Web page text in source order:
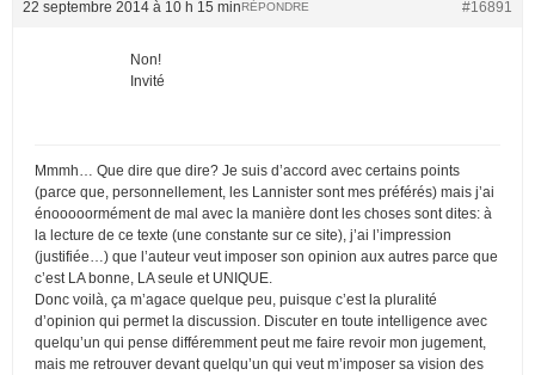
22 septembre 2014 à 10 h 15 min #16891
RÉPONDRE
Non!
Invité
Mmmh… Que dire que dire? Je suis d’accord avec certains points
(parce que, personnellement, les Lannister sont mes préférés) mais j’ai
énooooormément de mal avec la manière dont les choses sont dites: à
la lecture de ce texte (une constante sur ce site), j’ai l’impression
(justifiée…) que l’auteur veut imposer son opinion aux autres parce que
c’est LA bonne, LA seule et UNIQUE.
Donc voilà, ça m’agace quelque peu, puisque c’est la pluralité
d’opinion qui permet la discussion. Discuter en toute intelligence avec
quelqu’un qui pense différemment peut me faire revoir mon jugement,
mais me retrouver devant quelqu’un qui veut m’imposer sa vision des